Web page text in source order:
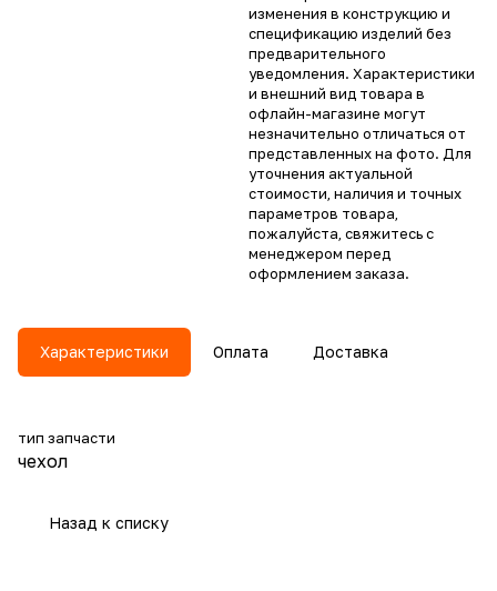
изменения в конструкцию и
спецификацию изделий без
предварительного
уведомления. Характеристики
и внешний вид товара в
офлайн-магазине могут
незначительно отличаться от
представленных на фото. Для
уточнения актуальной
стоимости, наличия и точных
параметров товара,
пожалуйста, свяжитесь с
менеджером перед
оформлением заказа.
Характеристики Оплата Доставка
тип запчасти
чехол
Назад к списку